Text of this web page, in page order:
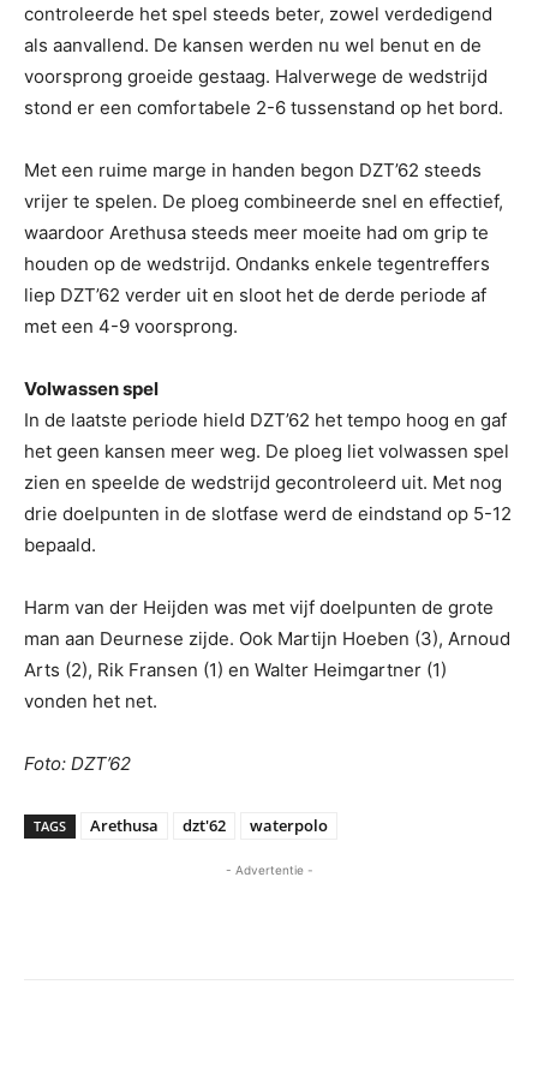
controleerde het spel steeds beter, zowel verdedigend
als aanvallend. De kansen werden nu wel benut en de
voorsprong groeide gestaag. Halverwege de wedstrijd
stond er een comfortabele 2-6 tussenstand op het bord.
Met een ruime marge in handen begon DZT’62 steeds
vrijer te spelen. De ploeg combineerde snel en effectief,
waardoor Arethusa steeds meer moeite had om grip te
houden op de wedstrijd. Ondanks enkele tegentreffers
liep DZT’62 verder uit en sloot het de derde periode af
met een 4-9 voorsprong.
Volwassen spel
In de laatste periode hield DZT’62 het tempo hoog en gaf
het geen kansen meer weg. De ploeg liet volwassen spel
zien en speelde de wedstrijd gecontroleerd uit. Met nog
drie doelpunten in de slotfase werd de eindstand op 5-12
bepaald.
Harm van der Heijden was met vijf doelpunten de grote
man aan Deurnese zijde. Ook Martijn Hoeben (3), Arnoud
Arts (2), Rik Fransen (1) en Walter Heimgartner (1)
vonden het net.
Foto: DZT’62
TAGS Arethusa dzt'62 waterpolo
- Advertentie -